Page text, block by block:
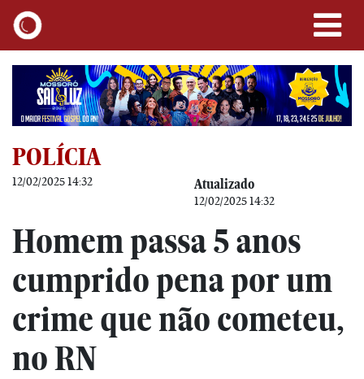
POLÍCIA
12/02/2025 14:32 Atualizado
12/02/2025 14:32
Homem passa 5 anos
cumprido pena por um
crime que não cometeu,
no RN